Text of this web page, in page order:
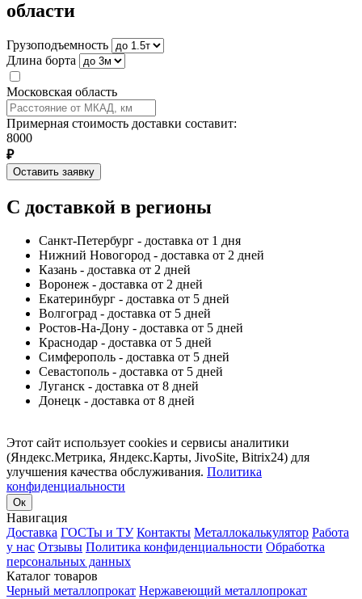
области
Грузоподъемность
Длина борта
Московская область
Примерная стоимость доставки составит:
8000
₽
Оставить заявку
С доставкой в регионы
Санкт-Петербург - доставка от 1 дня
Нижний Новогород - доставка от 2 дней
Казань - доставка от 2 дней
Воронеж - доставка от 2 дней
Екатеринбург - доставка от 5 дней
Волгоград - доставка от 5 дней
Ростов-На-Дону - доставка от 5 дней
Краснодар - доставка от 5 дней
Симферополь - доставка от 5 дней
Севастополь - доставка от 5 дней
Луганск - доставка от 8 дней
Донецк - доставка от 8 дней
Этот сайт использует cookies и сервисы аналитики
(Яндекс.Метрика, Яндекс.Карты, JivoSite, Bitrix24) для
улучшения качества обслуживания. Политика
конфиденциальности
Ок
Навигация
Доставка ГОСТы и ТУ Контакты Металлокалькулятор Работа
у нас Отзывы Политика конфиденциальности Обработка
персональных данных
Каталог товаров
Черный металлопрокат Нержавеющий металлопрокат